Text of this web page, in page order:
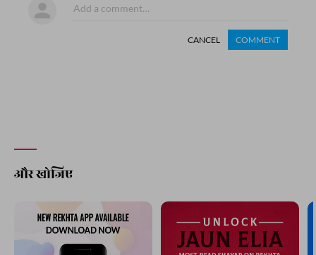
CANCEL COMMENT
और खोजिए